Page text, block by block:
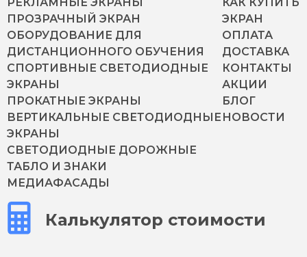
ПРОЗРАЧНЫЙ ЭКРАН
ОБОРУДОВАНИЕ ДЛЯ
ДИСТАНЦИОННОГО ОБУЧЕНИЯ
СПОРТИВНЫЕ СВЕТОДИОДНЫЕ
ЭКРАНЫ
ПРОКАТНЫЕ ЭКРАНЫ
ВЕРТИКАЛЬНЫЕ СВЕТОДИОДНЫЕ
ЭКРАНЫ
СВЕТОДИОДНЫЕ ДОРОЖНЫЕ
ТАБЛО И ЗНАКИ
МЕДИАФАСАДЫ
ЭКРАН
ОПЛАТА
ДОСТАВКА
КОНТАКТЫ
АКЦИИ
БЛОГ
НОВОСТИ
Калькулятор стоимости